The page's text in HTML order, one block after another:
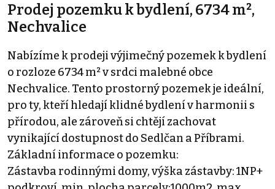
Prodej pozemku k bydlení, 6734 m²,
Nechvalice
Nabízíme k prodeji výjimečný pozemek k bydlení
o rozloze 6734 m² v srdci malebné obce
Nechvalice. Tento prostorný pozemek je ideální,
pro ty, kteří hledají klidné bydlení v harmonii s
přírodou, ale zároveň si chtějí zachovat
vynikající dostupnost do Sedlčan a Příbrami.
Základní informace o pozemku:
Zástavba rodinnými domy, výška zástavby: 1NP+